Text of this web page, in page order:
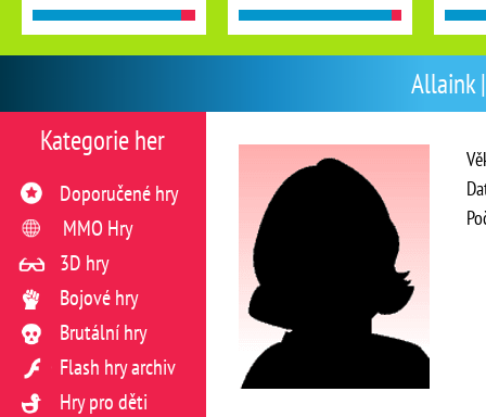
Allaink
Kategorie her
Doporučené hry
MMO Hry
3D hry
Bojové hry
Brutální hry
Flash hry archiv
Hry pro děti